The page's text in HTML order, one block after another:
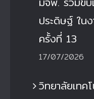
ประดิษฐ์ ใน
ครั้งที่ 13
17/07/2026
วิทยาลัยเทค